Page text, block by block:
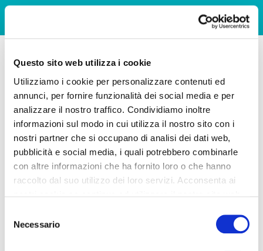
Questo sito web utilizza i cookie
Utilizziamo i cookie per personalizzare contenuti ed
annunci, per fornire funzionalità dei social media e per
analizzare il nostro traffico. Condividiamo inoltre
informazioni sul modo in cui utilizza il nostro sito con i
nostri partner che si occupano di analisi dei dati web,
pubblicità e social media, i quali potrebbero combinarle
con altre informazioni che ha fornito loro o che hanno
raccolto dal suo utilizzo dei loro servizi. Acconsenta ai
delNecessario